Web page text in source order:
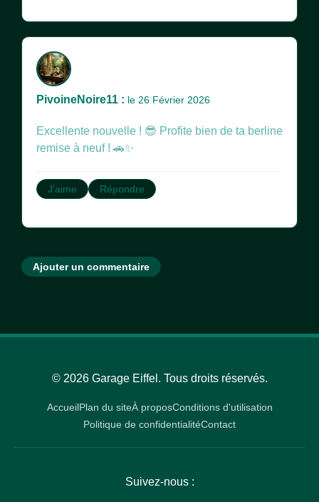
PivoineNoire11 : le 26 Février 2026
Excellente nouvelle ! 😎 Profite bien de ta berline
remise à neuf ! 🚗✨
J'aime Répondre
Ajouter un commentaire
© 2026 Garage Eiffel. Tous droits réservés.
AccueilPlan du siteÀ proposConditions d'utilisation
Politique de confidentialitéContact
Suivez-nous :